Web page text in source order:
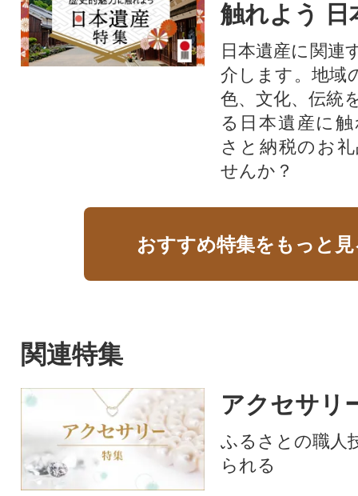
触れよう 日
日本遺産に関連
介します。地域
色、文化、伝統
る日本遺産に
さと納税のお
せんか？​​​
おすすめ特集をもっと
関連特集
アクセサリ
ふるさとの職人
られる